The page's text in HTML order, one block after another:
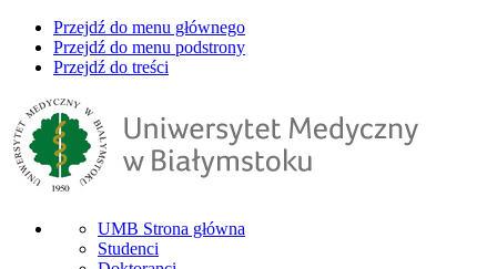
Przejdź do menu głównego
Przejdź do menu podstrony
Przejdź do treści
UMB Strona główna
Studenci